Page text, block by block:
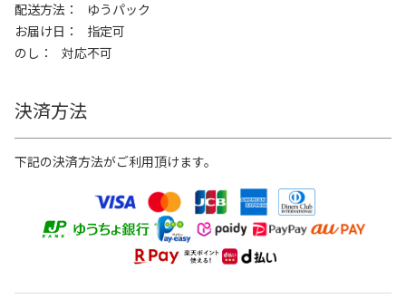
配送方法
ゆうパック
お届け日
指定可
のし
対応不可
決済方法
下記の決済方法がご利用頂けます。